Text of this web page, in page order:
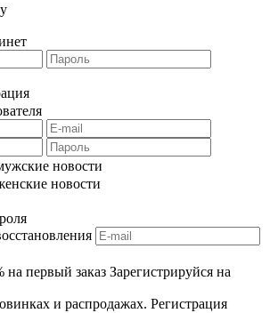
новости
новости
на первый заказ Зарегистрируйся на
и распродажах. Регистрация